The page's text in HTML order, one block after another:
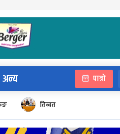
अन्य पात्रो
तिब्बत